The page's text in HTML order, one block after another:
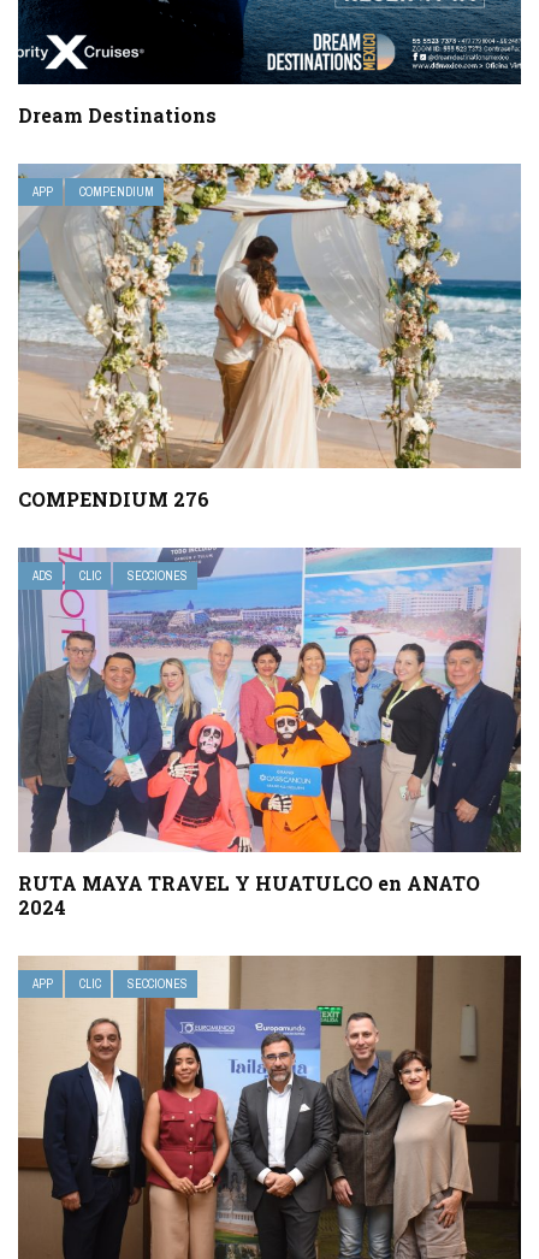
Dream Destinations
APP COMPENDIUM
COMPENDIUM 276
ADS CLIC SECCIONES
RUTA MAYA TRAVEL Y HUATULCO en ANATO
2024
APP CLIC SECCIONES